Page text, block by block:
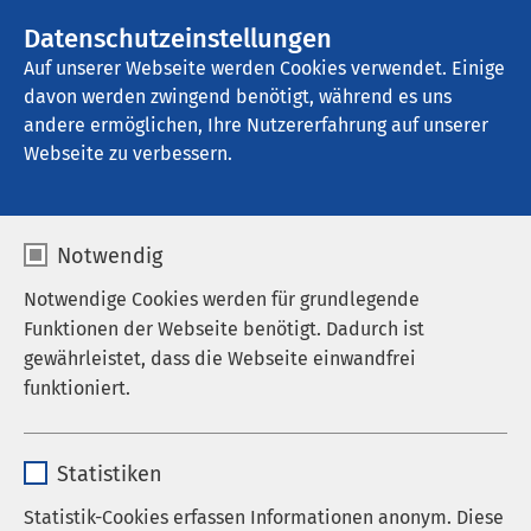
Datenschutzeinstellungen
Auf unserer Webseite werden Cookies verwendet. Einige
davon werden zwingend benötigt, während es uns
andere ermöglichen, Ihre Nutzererfahrung auf unserer
Webseite zu verbessern.
Notwendig
Notwendige Cookies werden für grundlegende
Funktionen der Webseite benötigt. Dadurch ist
gewährleistet, dass die Webseite einwandfrei
funktioniert.
Anbieter sgalinski
Statistiken
Statistik-Cookies erfassen Informationen anonym. Diese
AMEOS Eingliederung Ueckermünde
Geschützte besondere
Wohnform "Weidenhof"
Kontakt
Tel.: 039771 41501
Fax: 03977141 509